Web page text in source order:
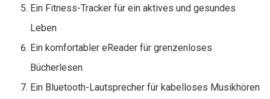
Ein Fitness-Tracker für ein aktives und gesundes
Leben
Ein komfortabler eReader für grenzenloses
Bücherlesen
Ein Bluetooth-Lautsprecher für kabelloses Musikhören